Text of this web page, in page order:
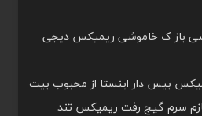
باز ک خاموشی ریمیکس دیجی
بیس دار اینستا از محبوب بیت
سرم گیج رفت ریمیکس تند